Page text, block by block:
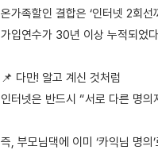
온가족할인 결합은 ‘인터넷 2회선
가입연수가 30년 이상 누적되었
📌 다만! 알고 계신 것처럼
인터넷은 반드시 “서로 다른 명의
즉, 부모님댁에 이미 ‘카익님 명의